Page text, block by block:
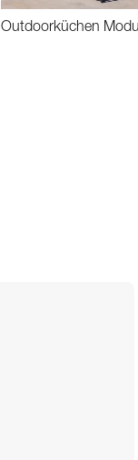
Outdoorküchen